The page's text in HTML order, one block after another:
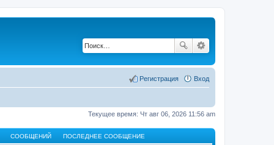
Вход
Регистрация
Текущее время: Чт авг 06, 2026 11:56 am
СООБЩЕНИЙ ПОСЛЕДНЕЕ СООБЩЕНИЕ